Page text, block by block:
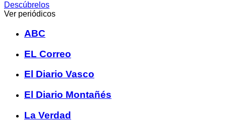
Descúbrelos
Ver periódicos
ABC
EL Correo
El Diario Vasco
El Diario Montañés
La Verdad